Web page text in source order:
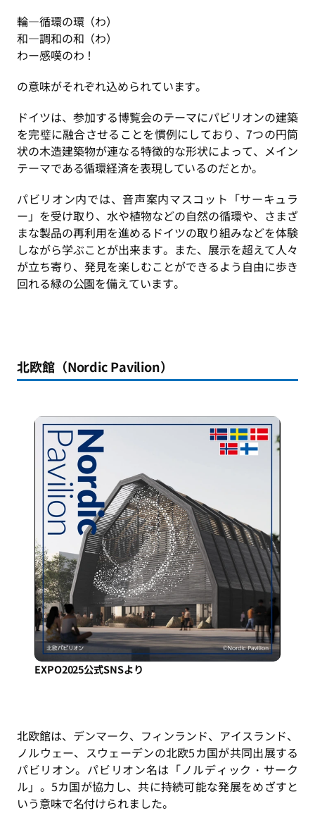
輪―循環の環（わ）
和―調和の和（わ）
わー感嘆のわ！
の意味がそれぞれ込められています。
ドイツは、参加する博覧会のテーマにパビリオンの建築
を完璧に融合させることを慣例にしており、7つの円筒
状の木造建築物が連なる特徴的な形状によって、メイン
テーマである循環経済を表現しているのだとか。
パビリオン内では、音声案内マスコット「サーキュラ
ー」を受け取り、水や植物などの自然の循環や、さまざ
まな製品の再利用を進めるドイツの取り組みなどを体験
しながら学ぶことが出来ます。また、展示を超えて人々
が立ち寄り、発見を楽しむことができるよう自由に歩き
回れる緑の公園を備えています。
北欧館（Nordic Pavilion）
EXPO2025公式SNSより
北欧館は、デンマーク、フィンランド、アイスランド、
ノルウェー、スウェーデンの北欧5カ国が共同出展する
パビリオン。パビリオン名は「ノルディック・サーク
ル」。5カ国が協力し、共に持続可能な発展をめざすと
いう意味で名付けられました。